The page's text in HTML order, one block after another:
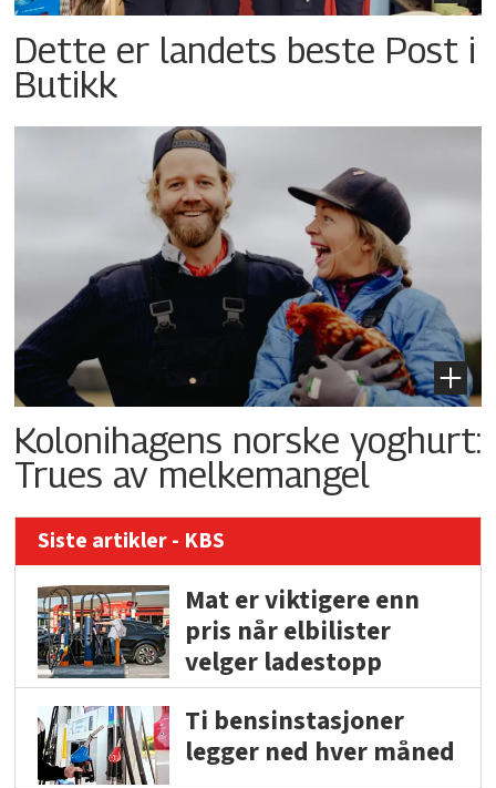
Dette er landets beste Post i
Butikk
Kolonihagens norske yoghurt:
Trues av melkemangel
Siste artikler - KBS
Mat er viktigere enn
pris når elbilister
velger ladestopp
Ti bensinstasjoner
legger ned hver måned